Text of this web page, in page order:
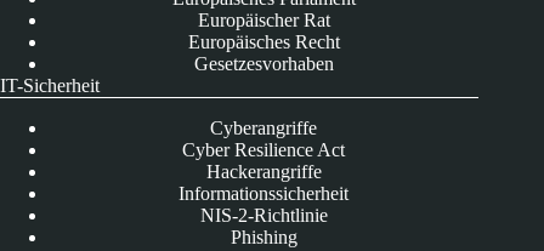
Europäischer Rat
Europäisches Recht
Gesetzesvorhaben
IT-Sicherheit
Cyberangriffe
Cyber Resilience Act
Hackerangriffe
Informationssicherheit
NIS-2-Richtlinie
Phishing